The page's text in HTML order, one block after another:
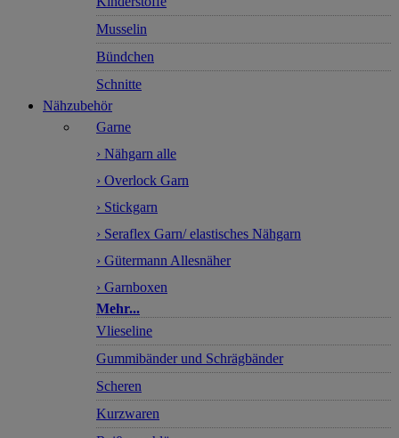
Musselin
Bündchen
Schnitte
Nähzubehör
Garne
› Nähgarn alle
› Overlock Garn
› Stickgarn
› Seraflex Garn/ elastisches Nähgarn
› Gütermann Allesnäher
› Garnboxen
Mehr...
Vlieseline
Gummibänder und Schrägbänder
Scheren
Kurzwaren